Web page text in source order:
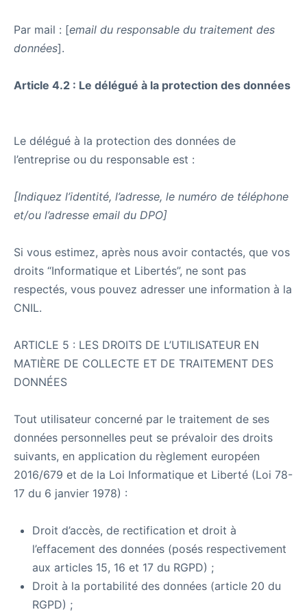
Par mail : [email du responsable du traitement des
données].
Article 4.2 : Le délégué à la protection des données
Le délégué à la protection des données de
l’entreprise ou du responsable est :
[Indiquez l’identité, l’adresse, le numéro de téléphone
et/ou l’adresse email du DPO]
Si vous estimez, après nous avoir contactés, que vos
droits “Informatique et Libertés”, ne sont pas
respectés, vous pouvez adresser une information à la
CNIL.
ARTICLE 5 : LES DROITS DE L’UTILISATEUR EN
MATIÈRE DE COLLECTE ET DE TRAITEMENT DES
DONNÉES
Tout utilisateur concerné par le traitement de ses
données personnelles peut se prévaloir des droits
suivants, en application du règlement européen
2016/679 et de la Loi Informatique et Liberté (Loi 78-
17 du 6 janvier 1978) :
Droit d’accès, de rectification et droit à
l’effacement des données (posés respectivement
aux articles 15, 16 et 17 du RGPD) ;
Droit à la portabilité des données (article 20 du
RGPD) ;